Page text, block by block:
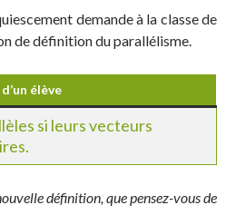
demande à la classe de
de définition du parallélisme.
élève
si leurs vecteurs
définition, que pensez-vous de